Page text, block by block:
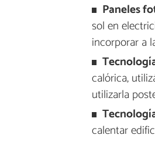
Paneles
sol en
incorporar a
calórica,
utilizarla
calentar